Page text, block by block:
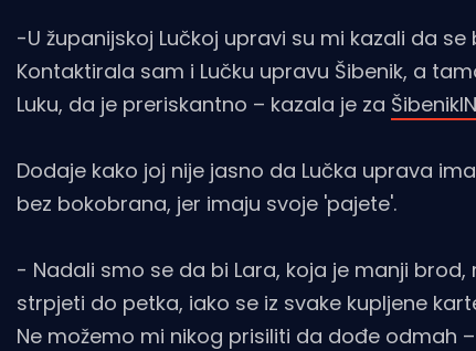
-U županijskoj Lučkoj upravi su mi kazali da
Kontaktirala sam i Lučku upravu Šibenik, a
Luku, da je preriskantno – kazala je za ŠibenikIN
Dodaje kako joj nije jasno da Lučka uprava
bez bokobrana, jer imaju svoje 'pajete'.
- Nadali smo se da bi Lara, koja je manji
strpjeti do petka, iako se iz svake kupljene
Ne možemo mi nikog prisiliti da dođe odmah